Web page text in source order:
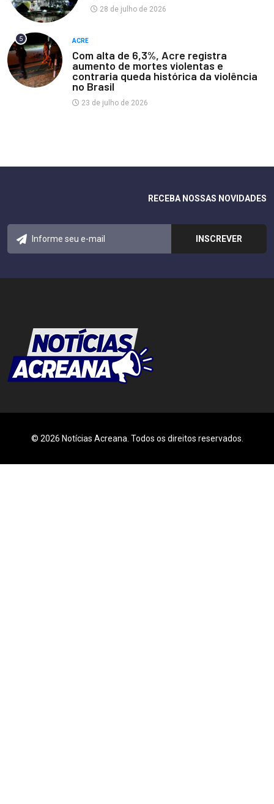
28 de julho de 2026
5 ACRE
Com alta de 6,3%, Acre registra
aumento de mortes violentas e
contraria queda histórica da violência
no Brasil
23 de julho de 2026
RECEBA NOSSAS NOVIDADES
© 2026 Notícias Acreana. Todos os direitos reservados.